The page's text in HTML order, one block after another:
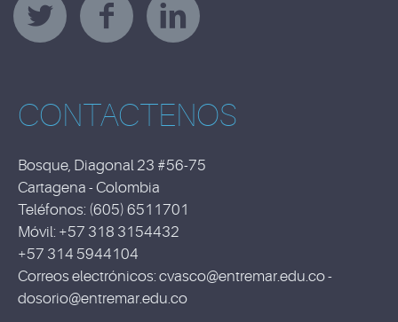
CONTACTENOS
Bosque, Diagonal 23 #56-75
Cartagena - Colombia
Teléfonos: (605) 6511701
Móvil: +57 318 3154432
+57 314 5944104
Correos electrónicos: cvasco@entremar.edu.co -
dosorio@entremar.edu.co